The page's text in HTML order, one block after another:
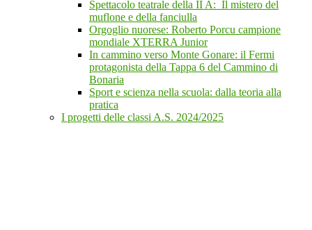
Spettacolo teatrale della II A: Il mistero del
muflone e della fanciulla
Orgoglio nuorese: Roberto Porcu campione
mondiale XTERRA Junior
In cammino verso Monte Gonare: il Fermi
protagonista della Tappa 6 del Cammino di
Bonaria
Sport e scienza nella scuola: dalla teoria alla
pratica
I progetti delle classi A.S. 2024/2025